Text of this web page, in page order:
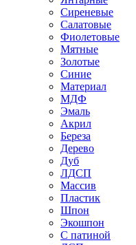
Сиреневые
Салатовые
Фиолетовые
Мятные
Золотые
Синие
Материал
МДФ
Эмаль
Акрил
Береза
Дерево
Дуб
ЛДСП
Массив
Пластик
Шпон
Экошпон
С патиной